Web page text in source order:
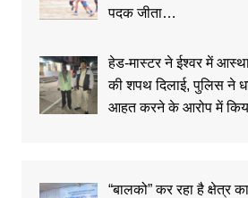
पदक जीता…
हेड-मास्टर ने ईश्वर में
की शपथ दिलाई, पुलिस ने
आहत करने के आरोप में
“बालको” कर रहा है क्षेत्र